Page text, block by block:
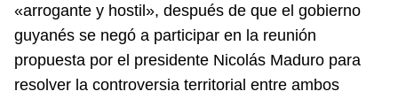
«arrogante y hostil», después de que el gobierno
guyanés se negó a participar en la reunión
propuesta por el presidente Nicolás Maduro para
resolver la controversia territorial entre ambos